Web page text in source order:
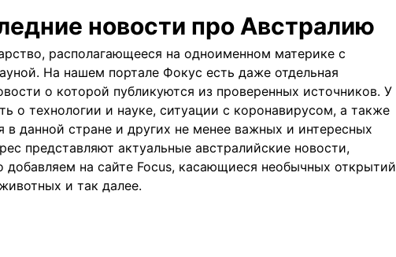
новости про Австралию
располагающееся на одноименном материке с
На нашем портале Фокус есть даже отдельная
о которой публикуются из проверенных источников. У
о технологии и науке, ситуации с коронавирусом, а также
в данной стране и других не менее важных и интересных
представляют актуальные австралийские новости,
добавляем на сайте Focus, касающиеся необычных открытий
и так далее.